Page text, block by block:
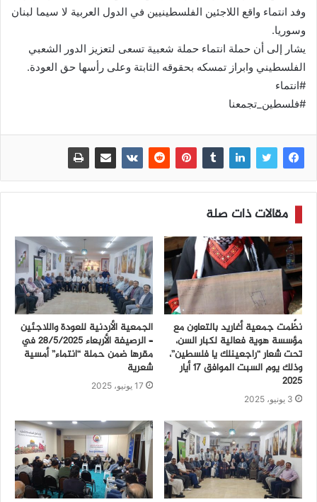
وفد انتماء واقع اللاجئين الفلسطينيين في الدول العربية لا سيما لبنان
وسوريا.
يشار إلى أن حملة انتماء حملة شعبية تسعى لتعزيز الدور الشعبي
الفلسطيني وابراز تمسكه بحقوقه الثابتة وعلى رأسها حق العودة.
#انتماء
#فلسطين_تجمعنا
مقالات ذات صلة
نظّمت جمعية أغاريد بالتعاون مع
مؤسسة هوية فعالية لكبار السن،
تحت شعار “راجعينلك يا فلسطين”،
وذلك يوم السبت الموافق 17 أيار
2025
3 يونيو، 2025
الجمعية الأردنية للعودة واللاجئين
– الرصيفة الأربعاء ٢٨/٥/٢٠٢٥ في
مقرها ضمن حملة “انتماء” أمسية
شعرية
17 يونيو، 2025